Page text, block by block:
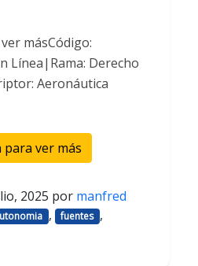
másCódigo:
Línea|Rama: Derecho
Aeronáutica
ver más
2025 por manfred
, fuentes ,